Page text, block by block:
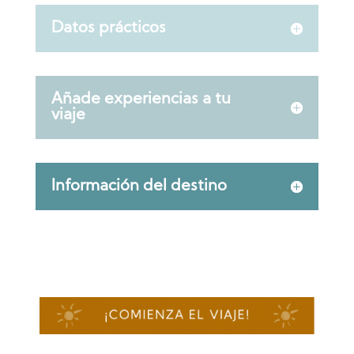
Datos prácticos
Añade experiencias a tu
viaje
Información del destino